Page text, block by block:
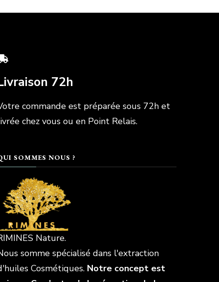
72h
commande est préparée sous 72h et
chez vous ou en Point Relais.
SOMMES NOUS ?
Nature.
somme spécialisé dans l'extraction
Cosmétiques. Notre concept est